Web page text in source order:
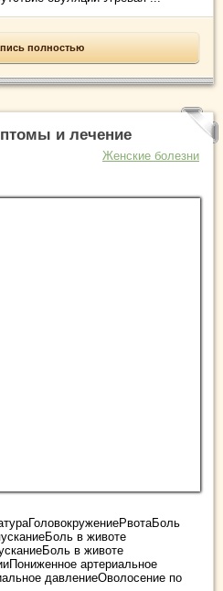
полностью
и лечение
Женские болезни
в животе
в животе
артериальное
давлениеОволосение по